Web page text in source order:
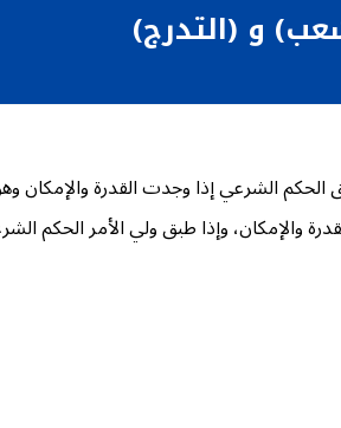
و (التدرج)
الشرعي إذا وجدت القدرة والإمكان
والإمكان، وإذا طبق ولي الأمر الحكم